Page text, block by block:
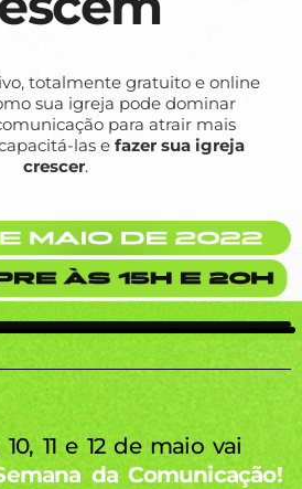
totalmente gratuito e online
sua igreja pode dominar
para atrair mais
las e fazer sua igreja
crescer.
11 e 12 de maio vai
da Comunicação!